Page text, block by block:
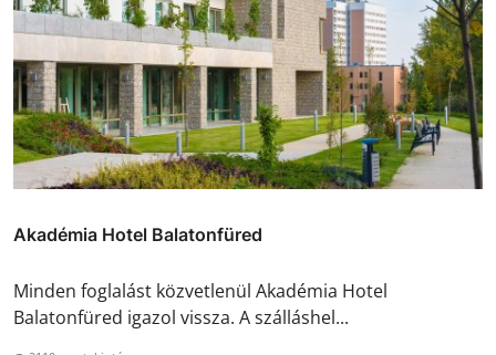
Akadémia Hotel Balatonfüred
Minden foglalást közvetlenül Akadémia Hotel
Balatonfüred igazol vissza. A szálláshel...